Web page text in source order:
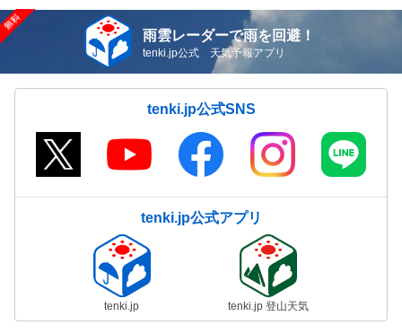
雨雲レーダーで雨を回避！
tenki.jp公式 天気予報アプリ
tenki.jp公式SNS
tenki.jp公式アプリ
tenki.jp tenki.jp 登山天気